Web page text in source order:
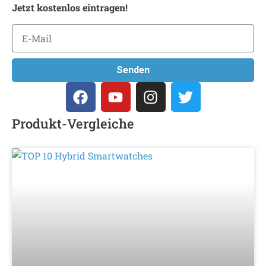
Jetzt kostenlos eintragen!
Senden
Produkt-Vergleiche